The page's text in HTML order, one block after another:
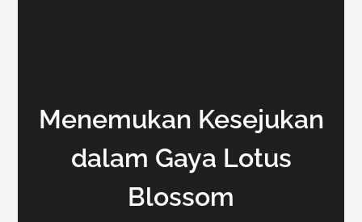
Menemukan Kesejukan
dalam Gaya Lotus
Blossom